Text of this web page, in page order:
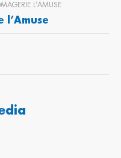
L’AMUSE
l’Amuse